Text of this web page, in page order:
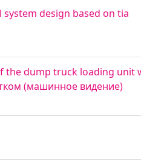
design based on tia
the dump truck loading unit
(машинное видение)